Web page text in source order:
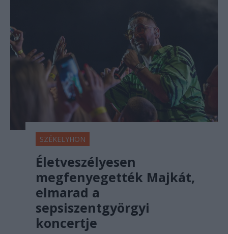
SZÉKELYHON
Életveszélyesen
megfenyegették Majkát,
elmarad a
sepsiszentgyörgyi
koncertje